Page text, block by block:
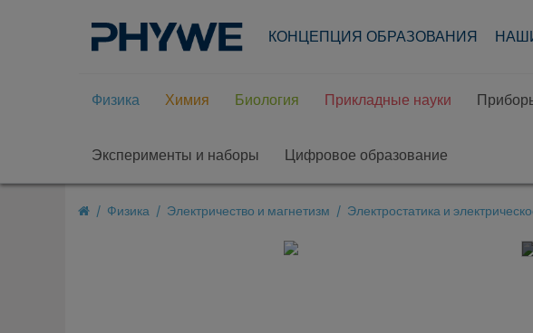
КОНЦЕПЦИЯ ОБРАЗОВАНИЯ
Физика Химия Биология Прикладные науки
Эксперименты и наборы Цифровое образование
Физика Электричество и магнетизм Электростатика и